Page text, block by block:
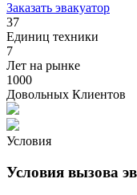
Заказать эвакуатор
37
Единиц техники
7
Лет на рынке
1000
Довольных Клиентов
Условия
Условия вызова